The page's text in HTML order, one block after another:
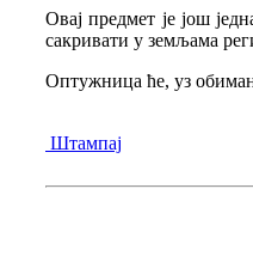
Овај предмет је још
сакривати у земљама
Оптужница ће, уз
Штампај